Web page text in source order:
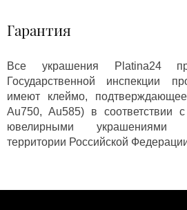
Гарантия
Все украшения Platina24
Государственной инспекции
имеют клеймо,
Au750, Au585) в соответствии
ювелирными украшениями
территории Российской